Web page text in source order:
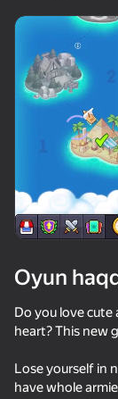
Cookie Clicker
52
Oyun
Do you love cute
heart? This new
Lose yourself in
have whole